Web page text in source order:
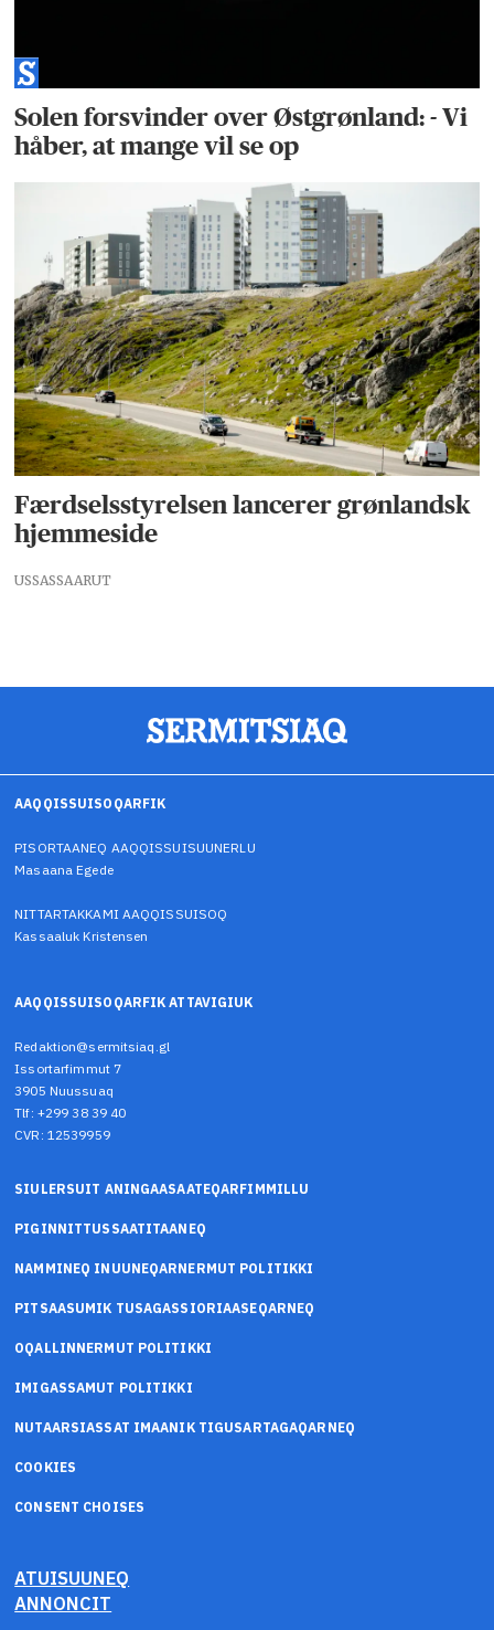
Solen forsvinder over Østgrønland: - Vi
håber, at mange vil se op
Færdselsstyrelsen lancerer grønlandsk
hjemmeside
USSASSAARUT
AAQQISSUISOQARFIK
PISORTAANEQ AAQQISSUISUUNERLU
Masaana Egede
NITTARTAKKAMI AAQQISSUISOQ
Kassaaluk Kristensen
AAQQISSUISOQARFIK ATTAVIGIUK
Redaktion@sermitsiaq.gl
Issortarfimmut 7
3905 Nuussuaq
Tlf: +299 38 39 40
CVR: 12539959
SIULERSUIT ANINGAASAATEQARFIMMILLU
PIGINNITTUSSAATITAANEQ
NAMMINEQ INUUNEQARNERMUT POLITIKKI
PITSAASUMIK TUSAGASSIORIAASEQARNEQ
OQALLINNERMUT POLITIKKI
IMIGASSAMUT POLITIKKI
NUTAARSIASSAT IMAANIK TIGUSARTAGAQARNEQ
COOKIES
CONSENT CHOISES
ATUISUUNEQ
ANNONCIT